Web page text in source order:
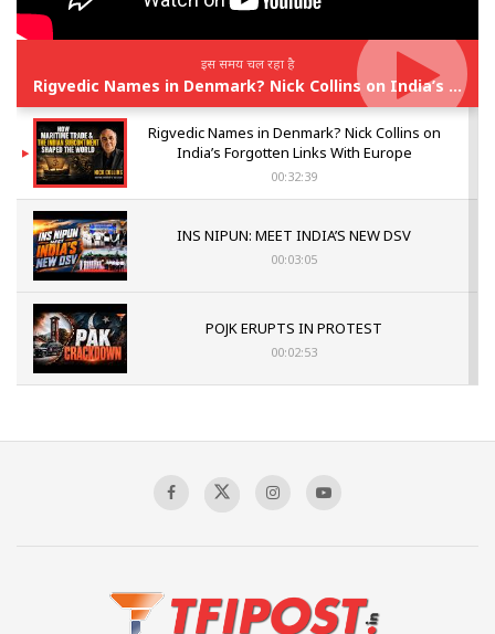
इस समय चल रहा है
Rigvedic Names in Denmark? Nick Collins on India’s Forgotten Links With Europe
Rigvedic Names in Denmark? Nick Collins on
India’s Forgotten Links With Europe
00:32:39
INS NIPUN: MEET INDIA’S NEW DSV
00:03:05
POJK ERUPTS IN PROTEST
00:02:53
Sagar